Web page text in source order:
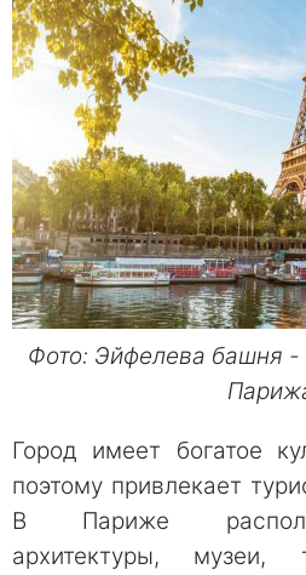
Фото: Эйфелева башня -
Город имеет богатое
поэтому привлекает
В Париже
архитектуры, музеи,